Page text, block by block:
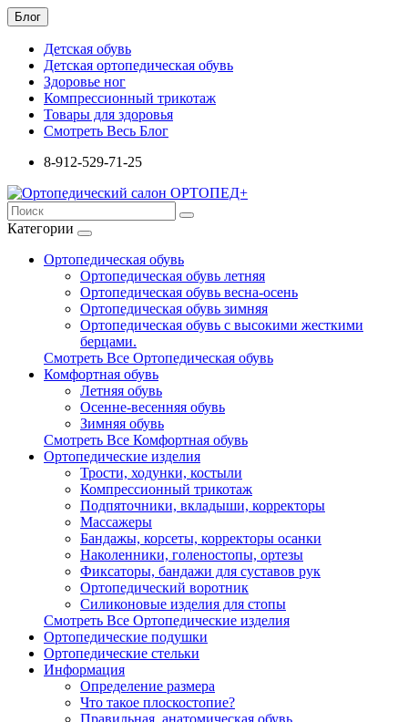
Блог
Детская обувь
Детская ортопедическая обувь
Здоровье ног
Компрессионный трикотаж
Товары для здоровья
Смотреть Весь Блог
8-912-529-71-25
Категории
Ортопедическая обувь
Ортопедическая обувь летняя
Ортопедическая обувь весна-осень
Ортопедическая обувь зимняя
Ортопедическая обувь с высокими жесткими
берцами.
Смотреть Все Ортопедическая обувь
Комфортная обувь
Летняя обувь
Осенне-весенняя обувь
Зимняя обувь
Смотреть Все Комфортная обувь
Ортопедические изделия
Трости, ходунки, костыли
Компрессионный трикотаж
Подпяточники, вкладыши, корректоры
Массажеры
Бандажы, корсеты, корректоры осанки
Наколенники, голеностопы, ортезы
Фиксаторы, бандажи для суставов рук
Ортопедический воротник
Силиконовые изделия для стопы
Смотреть Все Ортопедические изделия
Ортопедические подушки
Ортопедические стельки
Информация
Определение размера
Что такое плоскостопие?
Правильная, анатомическая обувь